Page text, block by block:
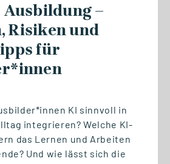
2026
Ready
–
Risiken und
für
KI sinnvoll in
integrieren? Welche KI-
das Lernen und Arbeiten
Und wie lässt sich die